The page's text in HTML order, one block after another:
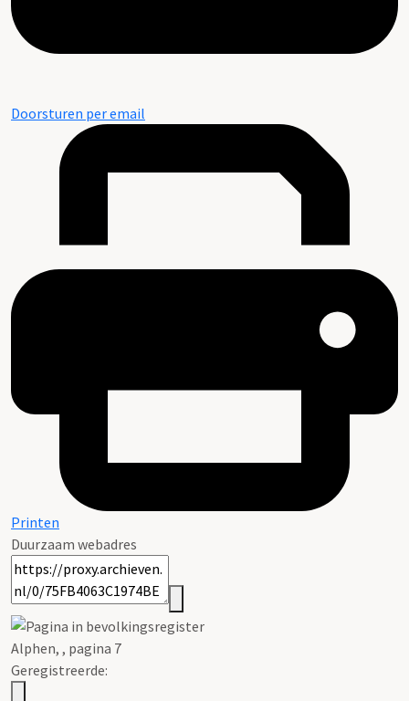
Doorsturen per email
Printen
Duurzaam webadres
Alphen, , pagina 7
Geregistreerde: